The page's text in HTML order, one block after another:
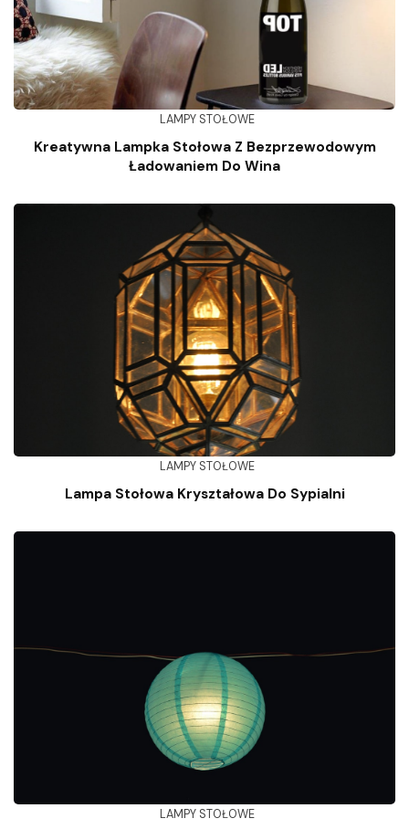
LAMPY STOŁOWE
Kreatywna Lampka Stołowa Z Bezprzewodowym
Ładowaniem Do Wina
LAMPY STOŁOWE
Lampa Stołowa Kryształowa Do Sypialni
LAMPY STOŁOWE